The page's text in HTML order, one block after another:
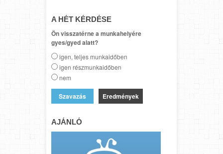
A HÉT KÉRDÉSE
Ön visszatérne a munkahelyére
gyes/gyed alatt?
igen, teljes munkaidőben
igen részmunkaidőben
nem
Eredmények
AJÁNLÓ